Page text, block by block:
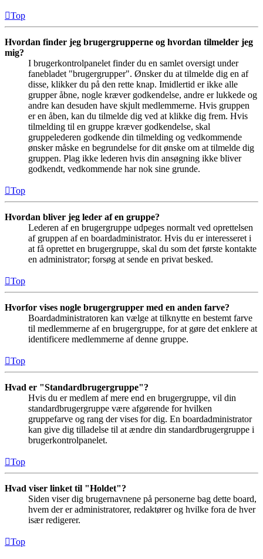
Top
Hvordan finder jeg brugergrupperne og hvordan tilmelder jeg
mig?
I brugerkontrolpanelet finder du en samlet oversigt under
fanebladet "brugergrupper". Ønsker du at tilmelde dig en af
disse, klikker du på den rette knap. Imidlertid er ikke alle
grupper åbne, nogle kræver godkendelse, andre er lukkede og
andre kan desuden have skjult medlemmerne. Hvis gruppen
er en åben, kan du tilmelde dig ved at klikke dig frem. Hvis
tilmelding til en gruppe kræver godkendelse, skal
gruppelederen godkende din tilmelding og vedkommende
ønsker måske en begrundelse for dit ønske om at tilmelde dig
gruppen. Plag ikke lederen hvis din ansøgning ikke bliver
godkendt, vedkommende har nok sine grunde.
Top
Hvordan bliver jeg leder af en gruppe?
Lederen af en brugergruppe udpeges normalt ved oprettelsen
af gruppen af en boardadministrator. Hvis du er interesseret i
at få oprettet en brugergruppe, skal du som det første kontakte
en administrator; forsøg at sende en privat besked.
Top
Hvorfor vises nogle brugergrupper med en anden farve?
Boardadministratoren kan vælge at tilknytte en bestemt farve
til medlemmerne af en brugergruppe, for at gøre det enklere at
identificere medlemmerne af denne gruppe.
Top
Hvad er "Standardbrugergruppe"?
Hvis du er medlem af mere end en brugergruppe, vil din
standardbrugergruppe være afgørende for hvilken
gruppefarve og rang der vises for dig. En boardadministrator
kan give dig tilladelse til at ændre din standardbrugergruppe i
brugerkontrolpanelet.
Top
Hvad viser linket til "Holdet"?
Siden viser dig brugernavnene på personerne bag dette board,
hvem der er administratorer, redaktører og hvilke fora de hver
især redigerer.
Top